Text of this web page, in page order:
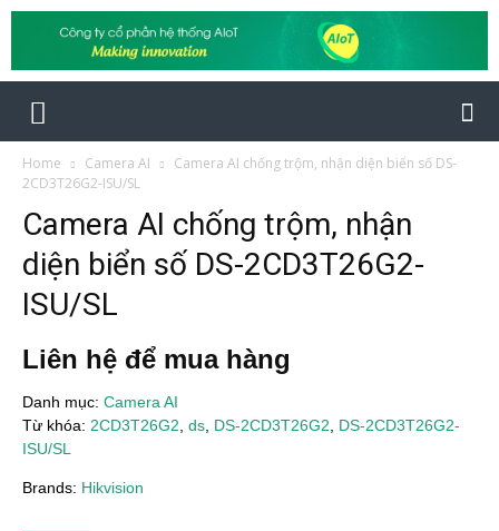
Home Camera AI
Camera AI chống trộm, nhận diện biển số DS-
2CD3T26G2-ISU/SL
Camera AI chống trộm, nhận
diện biển số DS-2CD3T26G2-
ISU/SL
Liên hệ để mua hàng
Danh mục: Camera AI
Từ khóa: 2CD3T26G2 ds DS-2CD3T26G2
DS-2CD3T26G2-
ISU/SL
Brands: Hikvision